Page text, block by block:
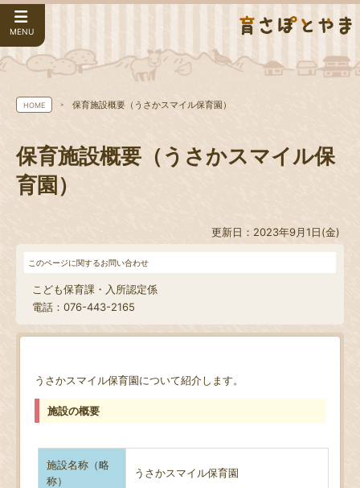
MENU
HOME 保育施設概要（うさかスマイル保育園）
保育施設概要（うさかスマイル保
育園）
更新日：2023年9月1日(金)
このページに関するお問い合わせ
こども保育課・入所認定係
電話：076-443-2165
うさかスマイル保育園について紹介します。
施設の概要
施設名称（略
称）
うさかスマイル保育園